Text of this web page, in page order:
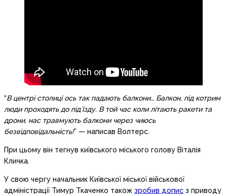
“В центрі столиці ось так падають балкони… Балкон, під котрим
люди проходять до підʼїзду. В той час коли літають ракети та
дрони, нас травмують балкони через чиюсь
безвідповідальність!” — написав Волтерс.
При цьому він тегнув київського міського голову Віталія
Кличка.
У свою чергу начальник Київської міської військової
адміністрації Тимур Ткаченко також зробив допис з приводу